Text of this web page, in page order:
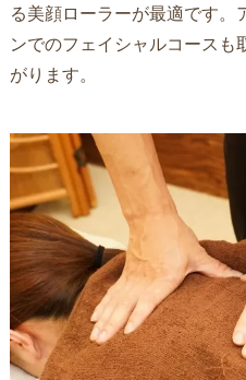
る美顔ローラーが最適です。
ンでのフェイシャルコース
がります。